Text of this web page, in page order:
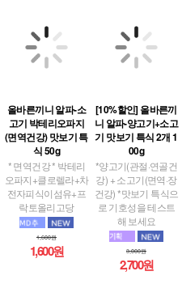
올바른끼니 알파-소
고기 박테리오파지
(면역건강) 맛보기 특
식 50g
* 면역건강 * 박테리
오파지+클로렐라+차
전자피식이섬유+프
락토올리고당
1,600원
1,600원
[10%할인] 올바른끼
니 알파-양고기+소고
기 맛보기 특식 2개 1
00g
*양고기(관절·연골건
강) + 소고기(면역·장
건강) *맛보기 특식으
로 기호성을 테스트
해 보세요
3,000원
2,700원